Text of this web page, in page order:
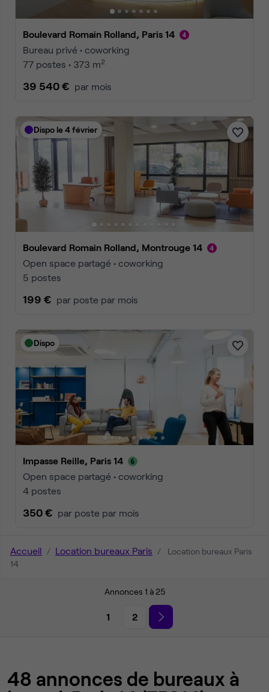
Boulevard Romain Rolland, Paris 14
Bureau privé • coworking
77 postes • 373 m2
39 540 € par mois
Dispo le 4 février
Boulevard Romain Rolland, Montrouge 14
Open space partagé • coworking
5 postes
199 € par poste par mois
Dispo
Impasse Reille, Paris 14
Open space partagé • coworking
4 postes
350 € par poste par mois
Accueil Location bureaux Paris
Location bureaux Paris
14
Annonces 1 à 25
1 2
48 annonces de bureaux à